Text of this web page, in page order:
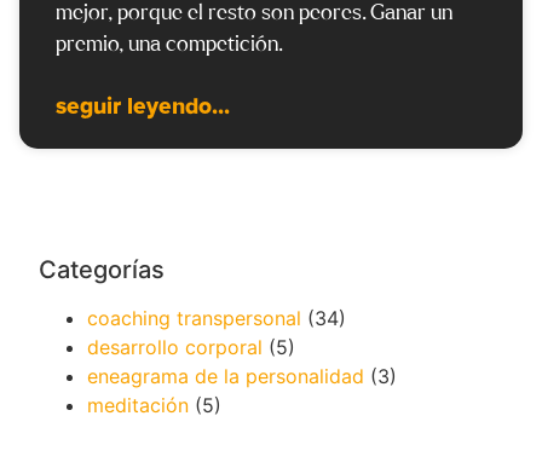
mejor, porque el resto son peores. Ganar un
premio, una competición.
seguir leyendo...
Categorías
coaching transpersonal (34)
desarrollo corporal (5)
eneagrama de la personalidad (3)
meditación (5)